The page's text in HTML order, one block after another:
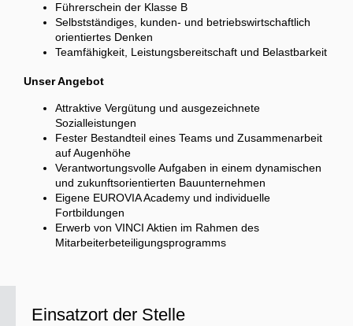
Führerschein der Klasse B
Selbstständiges, kunden- und betriebswirtschaftlich
orientiertes Denken
Teamfähigkeit, Leistungsbereitschaft und Belastbarkeit
Unser Angebot
Attraktive Vergütung und ausgezeichnete
Sozialleistungen
Fester Bestandteil eines Teams und Zusammenarbeit
auf Augenhöhe
Verantwortungsvolle Aufgaben in einem dynamischen
und zukunftsorientierten Bauunternehmen
Eigene EUROVIA Academy und individuelle
Fortbildungen
Erwerb von VINCI Aktien im Rahmen des
Mitarbeiterbeteiligungsprogramms
Einsatzort der Stelle